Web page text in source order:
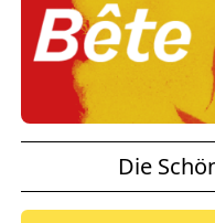
Die